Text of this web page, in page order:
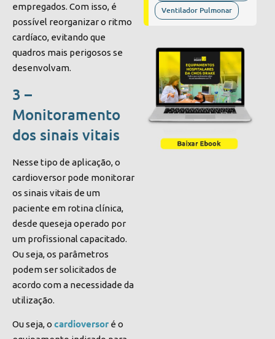
empregados. Com isso, é
possível reorganizar o ritmo
cardíaco, evitando que
quadros mais perigosos se
desenvolvam.
3 –
Monitoramento
dos sinais vitais
Nesse tipo de aplicação, o
cardioversor pode monitorar
os sinais vitais de um
paciente em rotina clínica,
desde queseja operado por
um profissional capacitado.
Ou seja, os parâmetros
podem ser solicitados de
acordo com a necessidade da
utilização.
Ou seja, o cardioversor é o
Ventilador Pulmonar